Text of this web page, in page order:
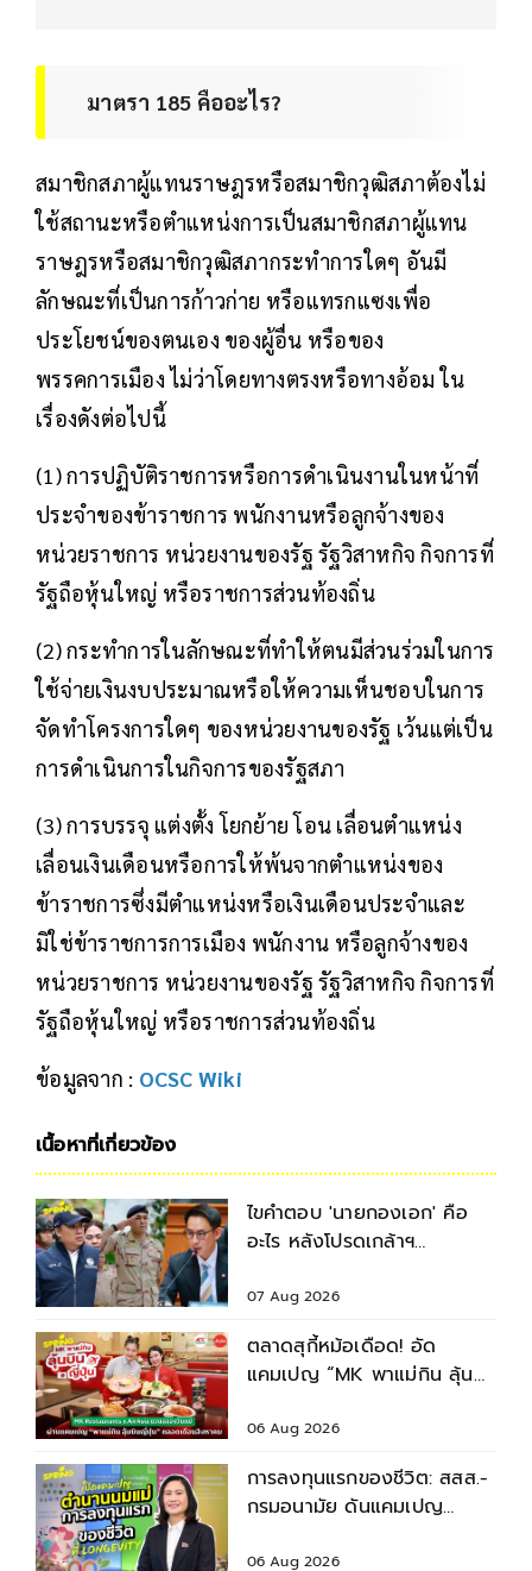
มาตรา 185 คืออะไร?
สมาชิกสภาผู้แทนราษฎรหรือสมาชิกวุฒิสภาต้องไม่
ใช้สถานะหรือตําแหน่งการเป็นสมาชิกสภาผู้แทน
ราษฎรหรือสมาชิกวุฒิสภากระทําการใดๆ อันมี
ลักษณะที่เป็นการก้าวก่าย หรือแทรกแซงเพื่อ
ประโยชน์ของตนเอง ของผู้อื่น หรือของ
พรรคการเมือง ไม่ว่าโดยทางตรงหรือทางอ้อม ใน
เรื่องดังต่อไปนี้
(1) การปฏิบัติราชการหรือการดําเนินงานในหน้าที่
ประจําของข้าราชการ พนักงานหรือลูกจ้างของ
หน่วยราชการ หน่วยงานของรัฐ รัฐวิสาหกิจ กิจการที่
รัฐถือหุ้นใหญ่ หรือราชการส่วนท้องถิ่น
(2) กระทําการในลักษณะที่ทําให้ตนมีส่วนร่วมในการ
ใช้จ่ายเงินงบประมาณหรือให้ความเห็นชอบในการ
จัดทําโครงการใดๆ ของหน่วยงานของรัฐ เว้นแต่เป็น
การดําเนินการในกิจการของรัฐสภา
(3) การบรรจุ แต่งตั้ง โยกย้าย โอน เลื่อนตําแหน่ง
เลื่อนเงินเดือนหรือการให้พ้นจากตําแหน่งของ
ข้าราชการซึ่งมีตําแหน่งหรือเงินเดือนประจําและ
มิใช่ข้าราชการการเมือง พนักงาน หรือลูกจ้างของ
หน่วยราชการ หน่วยงานของรัฐ รัฐวิสาหกิจ กิจการที่
รัฐถือหุ้นใหญ่ หรือราชการส่วนท้องถิ่น
ข้อมูลจาก : OCSC Wiki
เนื้อหาที่เกี่ยวข้อง
ไขคำตอบ 'นายกองเอก' คือ
อะไร หลังโปรดเกล้าฯ
รมช.มหาดไทย
07 Aug 2026
ตลาดสุกี้หม้อเดือด! อัด
แคมเปญ “MK พาแม่กิน ลุ้น
2569
06 Aug 2026
การลงทุนแรกของชีวิต: สสส.-
กรมอนามัย ดันแคมเปญ
เติบโตอย่างยั่งยืน
06 Aug 2026